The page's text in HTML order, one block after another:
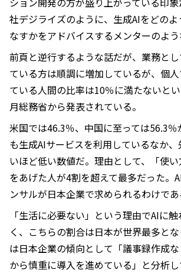
社デジライズのように、生成AIをどの
なすかをアドバイスするメンターのよう
前頁と逆行するような話だが、業務と
ている方は順調に増加しているが、個
ている人間の比率は10％に満たないと
月総務省から発表されている。
米国では46.3％、中国に至っては56.3
も生成AIサービスを利用しているなか
いほど低い数値だ。理由として、「使い
をあげた人が4割を超えて最多だった。
ンサルが日本企業で求められるわけであ
「生活に必要ない」という理由でAIに
く、こちらの割合は日本が世界最多と
は日本企業の傾向として「議事録作成
から慎重に導入を進めている」と分析